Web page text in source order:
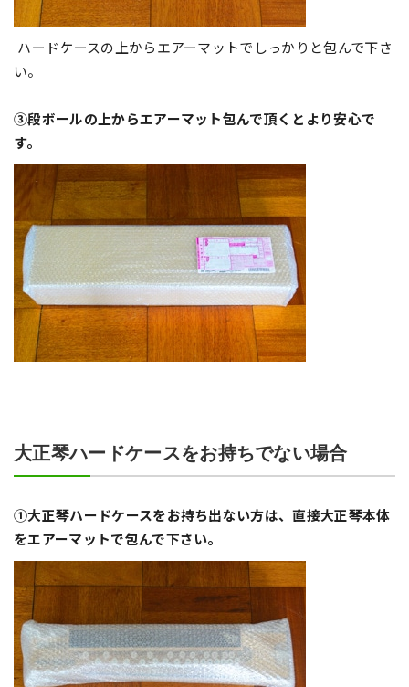
ハードケースの上からエアーマットでしっかりと包んで下さ
い。
③段ボールの上からエアーマット包んで頂くとより安心で
す。
大正琴ハードケースをお持ちでない場合
①大正琴ハードケースをお持ち出ない方は、直接大正琴本体
をエアーマットで包んで下さい。